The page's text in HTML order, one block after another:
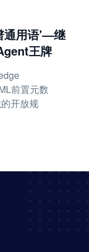
通用语'—继
王牌
前置元数
开放规